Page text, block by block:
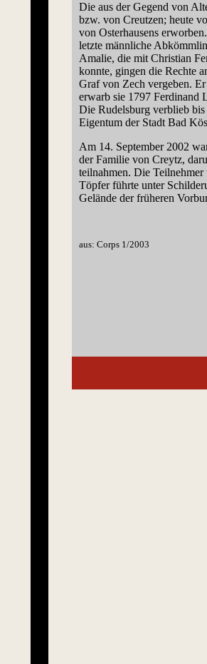
Die aus der Gegend von
bzw. von Creutzen; heute
von Osterhausens
letzte männliche
Amalie, die mit Christian
konnte, gingen die Rechte
Graf von Zech vergeben.
erwarb sie 1797 Ferdinand
Die Rudelsburg verblieb
Eigentum der Stadt Bad
Am 14. September 2002
der Familie von Creytz,
teilnahmen. Die
Töpfer führte unter
Gelände der früheren
aus: Corps 1/2003